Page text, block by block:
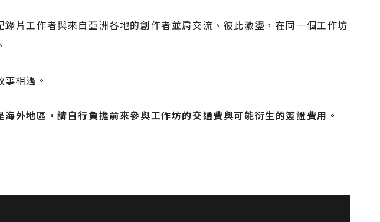
錄片工作者與來自亞洲各地的創作者並肩交流、彼此激盪，在同一個工作坊
相遇。
外地區，請自行負擔前來參與工作坊的交通費與可能衍生的簽證費用。